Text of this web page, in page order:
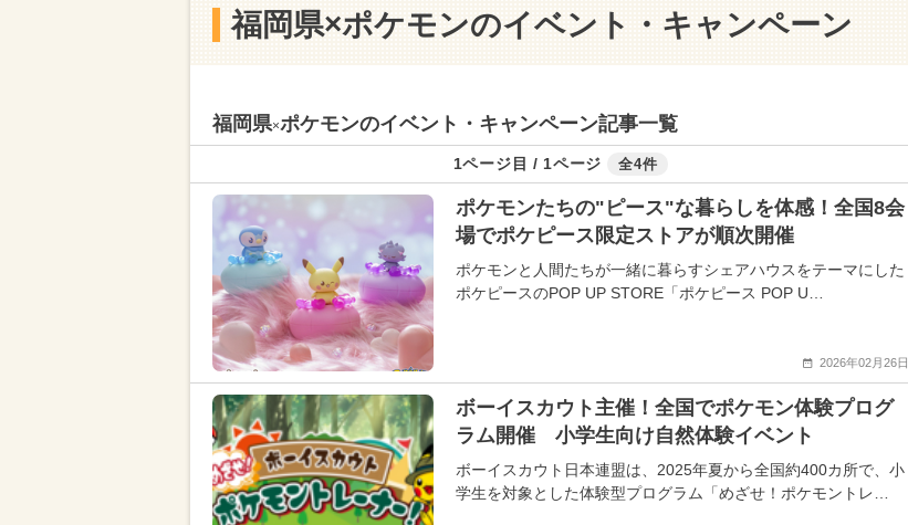
福岡県×ポケモンのイベント・キャンペーン
福岡県×ポケモンのイベント・キャンペーン記事一覧
1ページ目 / 1ページ 全4件
ポケモンたちの"ピース"な暮らしを体感！全国8会
場でポケピース限定ストアが順次開催
ポケモンと人間たちが一緒に暮らすシェアハウスをテーマにした
ポケピースのPOP UP STORE「ポケピース POP U…
2026年02月26日
ボーイスカウト主催！全国でポケモン体験プログ
ラム開催 小学生向け自然体験イベント
ボーイスカウト日本連盟は、2025年夏から全国約400カ所で、小
学生を対象とした体験型プログラム「めざせ！ポケモントレ…